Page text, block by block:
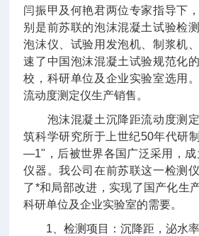
闫振甲及何艳君两位专家指导下
别是前苏联的泡沫混凝土试验检
泡沫仪、试验用发泡机、制浆机
速了中国泡沫混凝土试验规范化
校，科研单位及企业实验室选用
流动度测定仪生产销售。
泡沫混凝土沉降距流动度测定
筑科学研究所于上世纪50年代研
—1"，后被世界各国广泛采用，成
仪器。我公司在前苏联这一检测
了*和局部改进，实现了国产化生
科研单位及企业实验室的需要。
1、检测项目：沉降距，泌水率